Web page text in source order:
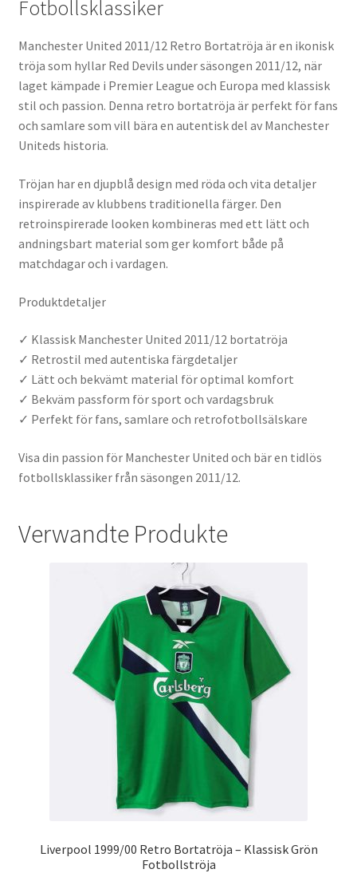
Fotbollsklassiker
Manchester United 2011/12 Retro Bortatröja är en ikonisk
tröja som hyllar Red Devils under säsongen 2011/12, när
laget kämpade i Premier League och Europa med klassisk
stil och passion. Denna retro bortatröja är perfekt för fans
och samlare som vill bära en autentisk del av Manchester
Uniteds historia.
Tröjan har en djupblå design med röda och vita detaljer
inspirerade av klubbens traditionella färger. Den
retroinspirerade looken kombineras med ett lätt och
andningsbart material som ger komfort både på
matchdagar och i vardagen.
Produktdetaljer
✓ Klassisk Manchester United 2011/12 bortatröja
✓ Retrostil med autentiska färgdetaljer
✓ Lätt och bekvämt material för optimal komfort
✓ Bekväm passform för sport och vardagsbruk
✓ Perfekt för fans, samlare och retrofotbollsälskare
Visa din passion för Manchester United och bär en tidlös
fotbollsklassiker från säsongen 2011/12.
Verwandte Produkte
Liverpool 1999/00 Retro Bortatröja – Klassisk Grön
Fotbollströja